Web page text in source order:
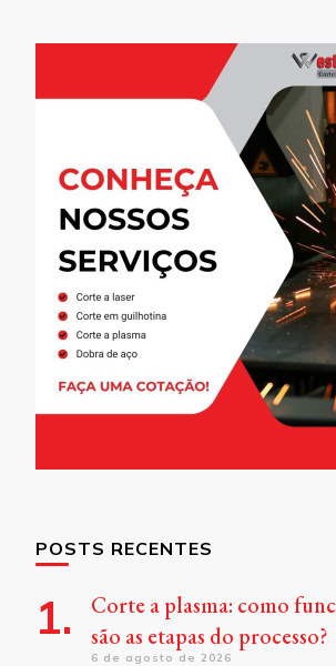
POSTS RECENTES
Corte a plasma: como
são as etapas do processo?
6 de agosto de 2026